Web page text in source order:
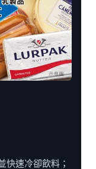
速冷卻飲料；